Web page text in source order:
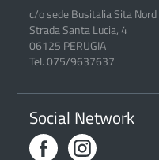
c/o sede Busitalia Sita Nord
Strada Santa Lucia, 4
06125 PERUGIA
Tel. 075/9637637
Social Network